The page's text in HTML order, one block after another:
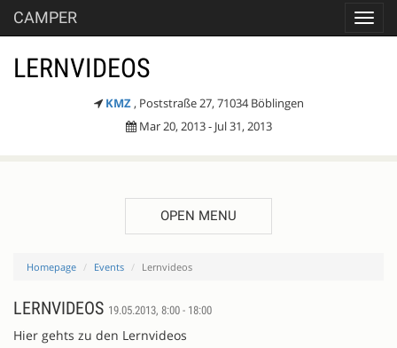
CAMPER
LERNVIDEOS
KMZ , Poststraße 27, 71034 Böblingen
Mar 20, 2013 - Jul 31, 2013
OPEN MENU
Homepage Events Lernvideos
LERNVIDEOS 19.05.2013, 8:00 - 18:00
Hier gehts zu den Lernvideos